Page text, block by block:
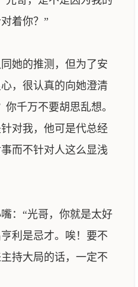
着你？”
她的推测，但为了安
，很认真的向她澄清
千万不要胡思乱想。
对我，他可是代总经
而不针对人这么显浅
：“光哥，你就是太好
利是忌才。唉！要不
持大局的话，一定不